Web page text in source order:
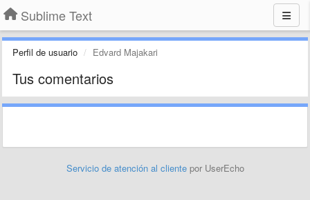
Sublime Text
Perfil de usuario Edvard Majakari
Tus comentarios
Servicio de atención al cliente por UserEcho